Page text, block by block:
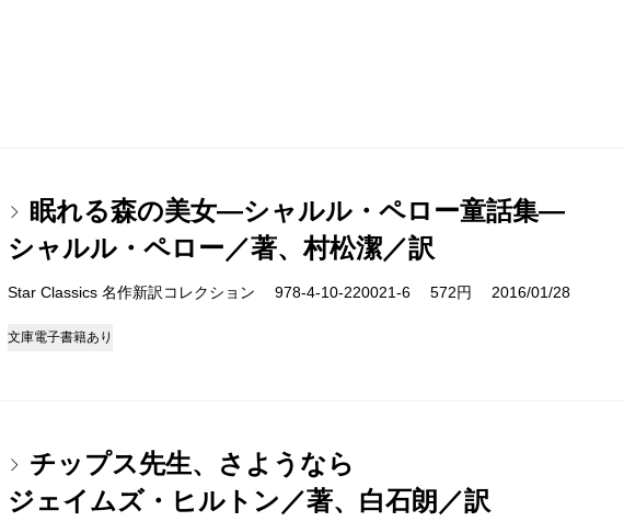
眠れる森の美女―シャルル・ペロー童話集―
シャルル・ペロー／著、村松潔／訳
Star Classics 名作新訳コレクション 978-4-10-220021-6 572円 2016/01/28
文庫電子書籍あり
チップス先生、さようなら
ジェイムズ・ヒルトン／著、白石朗／訳